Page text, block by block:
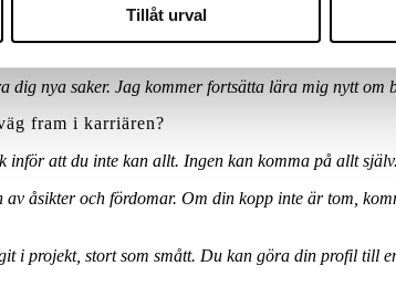
Tillåt urval
reflektera och inser att det finns fler än ett sätt att
nya saker. Jag kommer fortsätta lära mig nytt
fram i karriären?
att du inte kan allt. Ingen kan komma på allt
åsikter och fördomar. Om din kopp inte är tom,
projekt, stort som smått. Du kan göra din profil till